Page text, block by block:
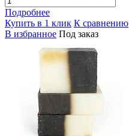
Подробнее
Купить в 1 клик К сравнению
В избранное Под заказ